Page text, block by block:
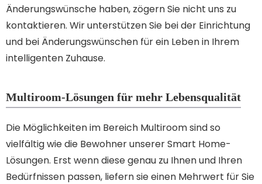
Änderungswünsche haben, zögern Sie nicht uns zu
kontaktieren. Wir unterstützen Sie bei der Einrichtung
und bei Änderungswünschen für ein Leben in Ihrem
intelligenten Zuhause.
Multiroom-Lösungen für mehr Lebensqualität
Die Möglichkeiten im Bereich Multiroom sind so
vielfältig wie die Bewohner unserer Smart Home-
Lösungen. Erst wenn diese genau zu Ihnen und Ihren
Bedürfnissen passen, liefern sie einen Mehrwert für Sie